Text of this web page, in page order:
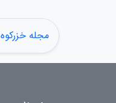
مجله خزرکوه